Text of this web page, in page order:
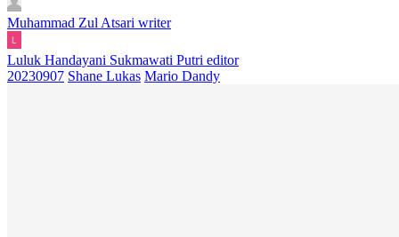
Muhammad Zul Atsari writer
Luluk Handayani Sukmawati Putri editor
20230907 Shane Lukas Mario Dandy